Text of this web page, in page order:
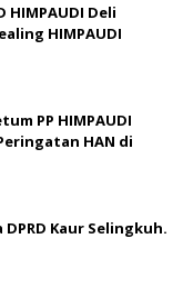
HIMPAUDI Deli
HIMPAUDI
PP HIMPAUDI
HAN di
Kaur Selingkuh.